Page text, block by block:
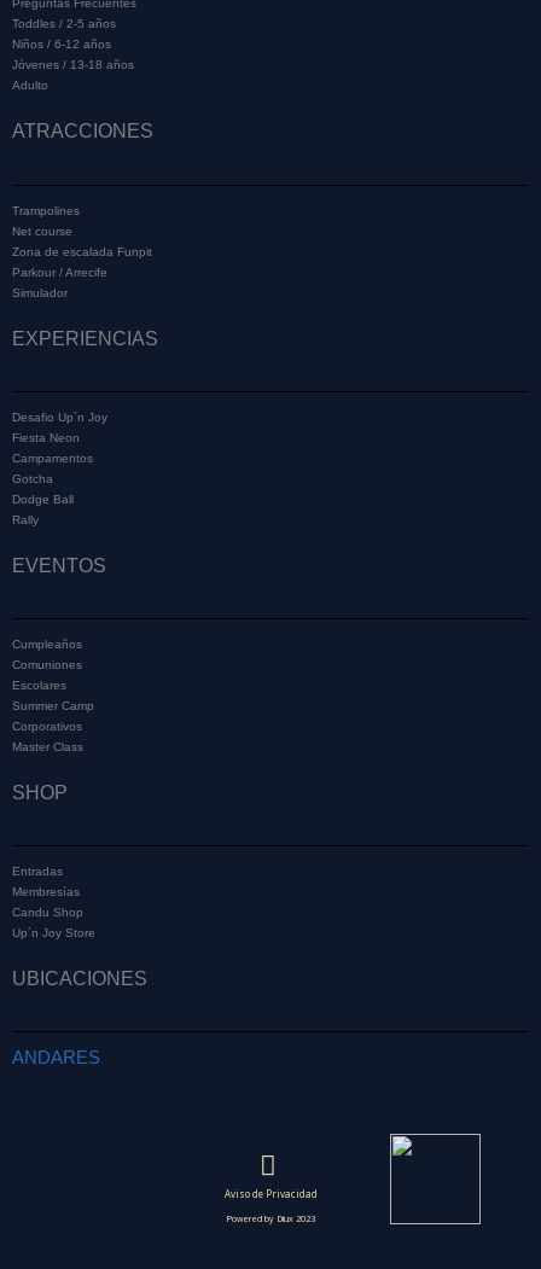
Preguntas Frecuentes
Toddles / 2-5 años
Niños / 6-12 años
Jóvenes / 13-18 años
Adulto
ATRACCIONES
Trampolines
Net course
Zona de escalada Funpit
Parkour / Arrecife
Simulador
EXPERIENCIAS
Desafio Up´n Joy
Fiesta Neon
Campamentos
Gotcha
Dodge Ball
Rally
EVENTOS
Cumpleaños
Comuniones
Escolares
Summer Camp
Corporativos
Master Class
SHOP
Entradas
Membresías
Candu Shop
Up´n Joy Store
UBICACIONES
ANDARES
Aviso de Privacidad
Powered by Diux 2023